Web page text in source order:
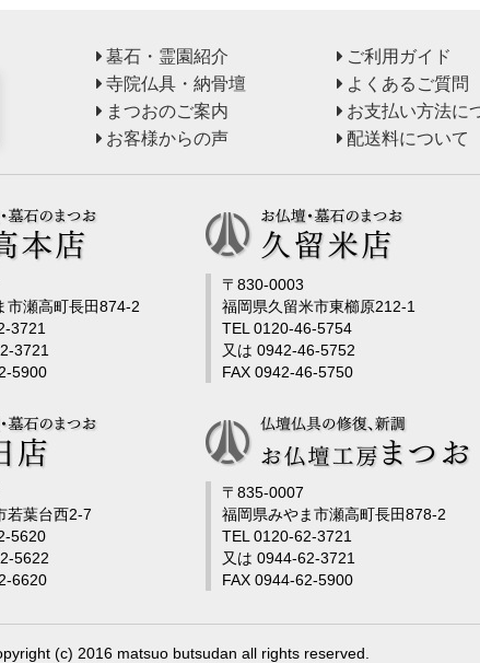
墓石・霊園紹介
寺院仏具・納骨壇
まつおのご案内
お客様からの声
ご利用ガイド
よくあるご質問
お支払い方法に
配送料について
市瀬高町長田874-2
3721
3721
5900
〒830-0003
福岡県久留米市東櫛原212-1
TEL 0120-46-5754
又は 0942-46-5752
FAX 0942-46-5750
若葉台西2-7
5620
5622
6620
〒835-0007
福岡県みやま市瀬高町長田878-2
TEL 0120-62-3721
又は 0944-62-3721
FAX 0944-62-5900
(c) 2016 matsuo butsudan all rights reserved.